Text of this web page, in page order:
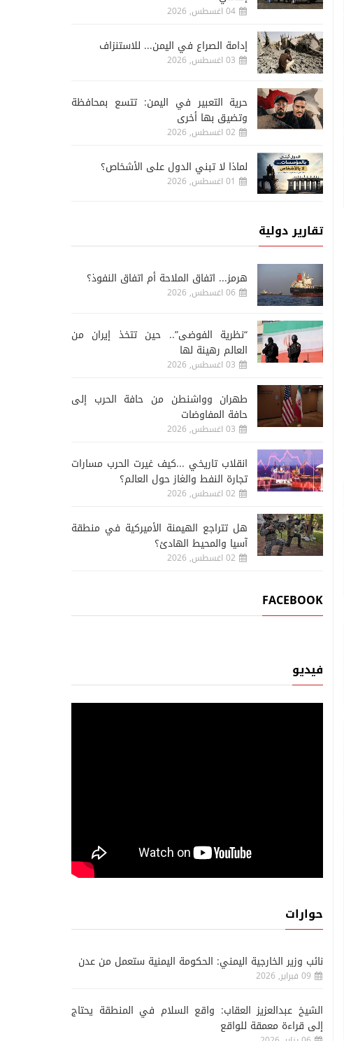
04 اغسطس, 2026
إدامة الصراع في اليمن... للاستنزاف
03 اغسطس, 2026
حرية التعبير في اليمن: تتسع بمحافظة
وتضيق بها أخرى
02 اغسطس, 2026
لماذا لا تبني الدول على الأشخاص؟
01 اغسطس, 2026
تقارير دولية
هرمز... اتفاق الملاحة أم اتفاق النفوذ؟
06 اغسطس, 2026
“نظرية الفوضى”.. حين تتخذ إيران من
العالم رهينة لها
03 اغسطس, 2026
طهران وواشنطن من حافة الحرب إلى
حافة المفاوضات
03 اغسطس, 2026
انقلاب تاريخي ...كيف غيرت الحرب مسارات
تجارة النفط والغاز حول العالم؟
02 اغسطس, 2026
هل تتراجع الهيمنة الأميركية في منطقة
آسيا والمحيط الهادئ؟
02 اغسطس, 2026
FACEBOOK
فيديو
حوارات
نائب وزير الخارجية اليمني: الحكومة اليمنية ستعمل من عدن
09 فبراير, 2026
الشيخ عبدالعزيز العقاب: واقع السلام في المنطقة يحتاج
إلى قراءة معمقة للواقع